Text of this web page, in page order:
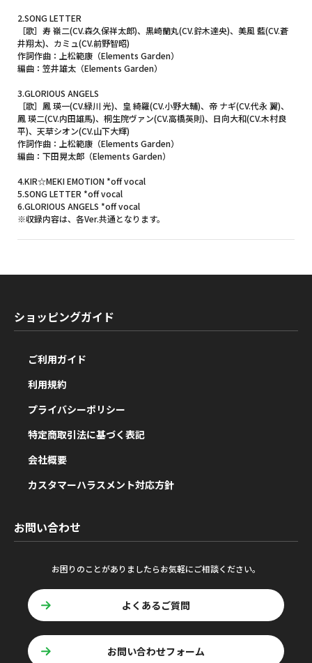
2.SONG LETTER
［歌］寿 嶺二(CV.森久保祥太郎)、黒崎蘭丸(CV.鈴木達央)、美風 藍(CV.蒼
井翔太)、カミュ(CV.前野智昭)
作詞作曲：上松範康（Elements Garden）
編曲：笠井雄太（Elements Garden）
3.GLORIOUS ANGELS
［歌］鳳 瑛一(CV.緑川 光)、皇 綺羅(CV.小野大輔)、帝 ナギ(CV.代永 翼)、
鳳 瑛二(CV.内田雄馬)、桐生院ヴァン(CV.高橋英則)、日向大和(CV.木村良
平)、天草シオン(CV.山下大輝)
作詞作曲：上松範康（Elements Garden）
編曲：下田晃太郎（Elements Garden）
4.KIR☆MEKI EMOTION *off vocal
5.SONG LETTER *off vocal
6.GLORIOUS ANGELS *off vocal
※収録内容は、各Ver.共通となります。
ショッピングガイド
ご利用ガイド
利用規約
プライバシーポリシー
特定商取引法に基づく表記
会社概要
カスタマーハラスメント対応方針
お問い合わせ
お困りのことがありましたらお気軽にご相談ください。
よくあるご質問
お問い合わせフォーム